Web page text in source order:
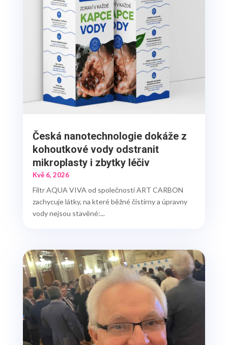
Česká nanotechnologie dokáže z
kohoutkové vody odstranit
mikroplasty i zbytky léčiv
Kvě 6, 2026
Filtr AQUA VIVA od společnosti ART CARBON
zachycuje látky, na které běžné čistírny a úpravny
vody nejsou stavěné:...